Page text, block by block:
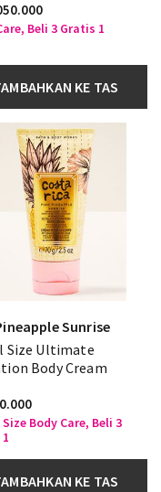
Beli 3 Gratis 1
KE TAS
Sunrise
Size Ultimate
Body Cream
Body Care, Beli 3
KE TAS